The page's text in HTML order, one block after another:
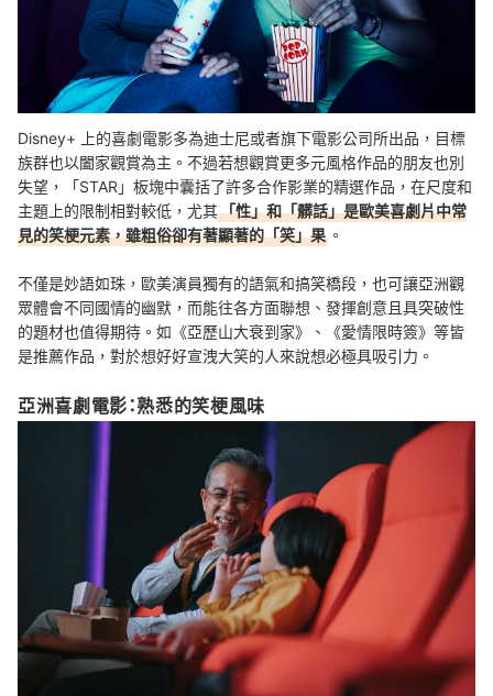
Disney+ 上的喜劇電影多為迪士尼或者旗下電影公司所出品，目標
族群也以闔家觀賞為主。不過若想觀賞更多元風格作品的朋友也別
失望，「STAR」板塊中囊括了許多合作影業的精選作品，在尺度和
主題上的限制相對較低，尤其「性」和「髒話」是歐美喜劇片中常
見的笑梗元素，雖粗俗卻有著顯著的「笑」果 。
不僅是妙語如珠，歐美演員獨有的語氣和搞笑橋段，也可讓亞洲觀
眾體會不同國情的幽默，而能往各方面聯想、發揮創意且具突破性
的題材也值得期待。如《亞歷山大衰到家》、《愛情限時簽》等皆
是推薦作品，對於想好好宣洩大笑的人來說想必極具吸引力。
亞洲喜劇電影：熟悉的笑梗風味